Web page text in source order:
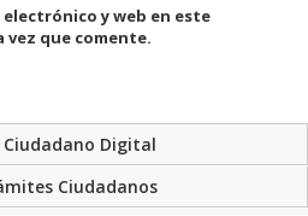
y web en este
vez que comente.
Digital
Ciudadanos